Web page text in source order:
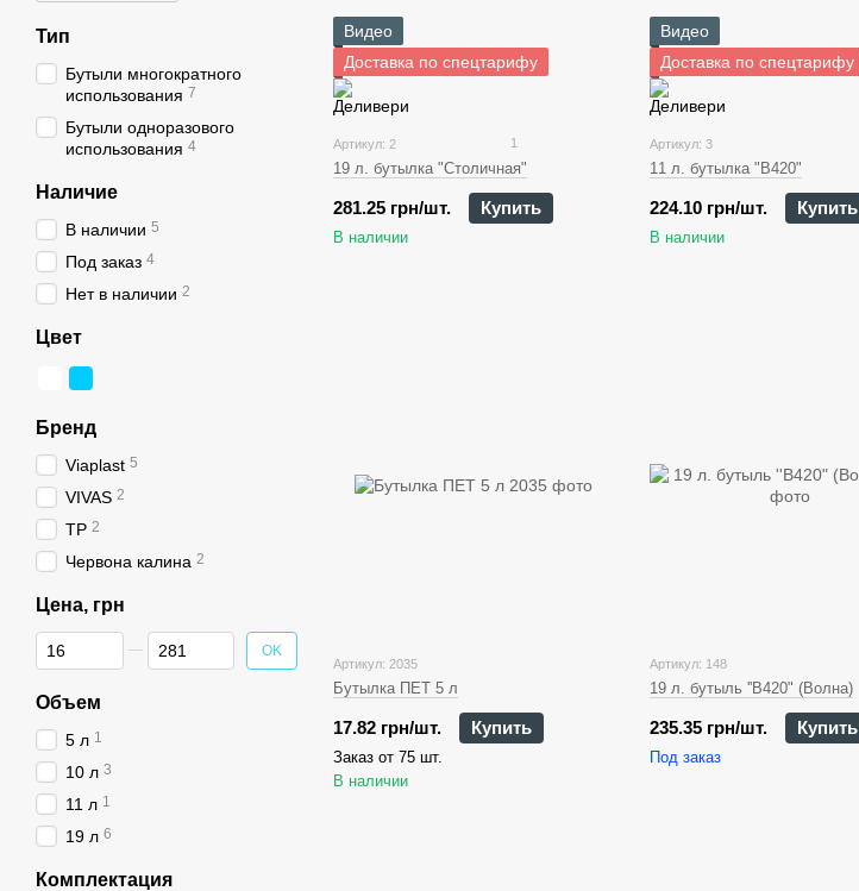
Видео
Доставка по спецтарифу
Артикул: 2 1
19 л. бутылка "Столичная"
281.25 грн/шт. Купить
В наличии
Видео
Доставка по спецтарифу
Артикул: 3
11 л. бутылка "В420"
224.10 грн/шт. Купить
В наличии
Артикул: 2035
Бутылка ПЕТ 5 л
17.82 грн/шт. Купить
Заказ от 75 шт.
В наличии
Артикул: 148
19 л. бутыль ''В420" (Bолна)
235.35 грн/шт. Купить
Под заказ
Тип
Бутыли многократного
использования 7
Бутыли одноразового
использования 4
Наличие
В наличии 5
Под заказ 4
Нет в наличии 2
Цвет
Бренд
Viaplast 5
VIVAS 2
TP 2
Червона калина 2
Цена, грн
От Цена, грн
До Цена, грн OK
Объем
5 л 1
10 л 3
11 л 1
19 л 6
Комплектация